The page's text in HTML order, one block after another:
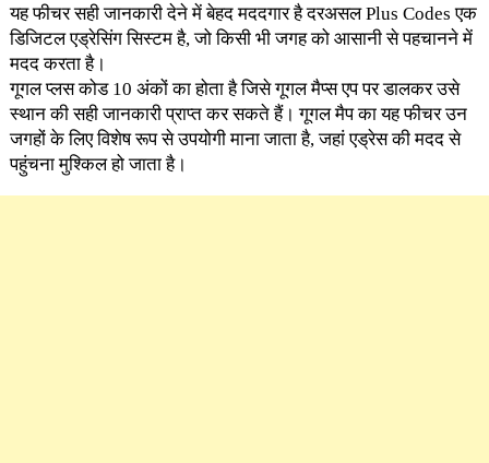
यह फीचर सही जानकारी देने में बेहद मददगार है दरअसल Plus Codes एक
डिजिटल एड्रेसिंग सिस्टम है, जो किसी भी जगह को आसानी से पहचानने में
मदद करता है।
गूगल प्लस कोड 10 अंकों का होता है जिसे गूगल मैप्स एप पर डालकर उसे
स्थान की सही जानकारी प्राप्त कर सकते हैं। गूगल मैप का यह फीचर उन
जगहों के लिए विशेष रूप से उपयोगी माना जाता है, जहां एड्रेस की मदद से
पहुंचना मुश्किल हो जाता है।